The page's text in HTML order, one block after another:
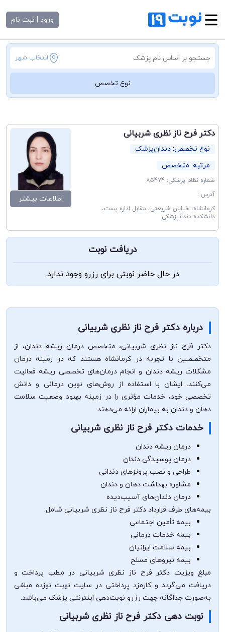
ورود | ثبت نام
انتخاب شهر
نوع تخصص
دکتر فرح ناز نظری شربیانی
نوع تخصص: دندان‌پزشک
مرتبه: متخصص
شماره نظام پزشکی: 85474
آدرس :
کرمانشاه، خیابان شریعتی، مقابل اداره پست،
دانشکده دندانپزشکی
اطلاعات بیشتر
دریافت نوبت
در حال حاضر نوبتی برای رزرو وجود ندارد.
درباره دکتر فرح ناز نظری شربیانی
دکتر فرح ناز نظری شربیانی، متخصص درمان ریشه دندان، از
متخصصین با تجربه در کرمانشاه هستند که در زمینه درمان
مشکلات ریشه دندان و انجام درمان‌های تخصصی ریشه فعالیت
می‌کنند. ایشان با استفاده از روش‌های نوین درمانی و دانش
تخصصی خود، خدمات مؤثری را در زمینه بهبود وضعیت سلامت
دهان و دندان به بیماران ارائه می‌دهند.
خدمات دکتر فرح ناز نظری شربیانی
درمان ریشه دندان
درمان پوسیدگی دندان
طراحی و نصب پروتزهای دندانی
مشاوره بهداشت دهان و دندان
درمان دندان‌های آسیب‌دیده
بیمه‌های طرف قرارداد دکتر فرح ناز نظری شربیانی شامل:
بیمه تأمین اجتماعی
بیمه خدمات درمانی
بیمه سلامت ایرانیان
بیمه نیروهای مسلح
مبلغ ویزیت دکتر فرح ناز نظری شربیانی در مطب پرداخت و
دریافت می‌گردد و کارمزد پرداختی در سایت نوبت نوزده مبلغی
به‌صورت جداگانه جهت رزرو نوبت‌دهی اینترنتی پزشک می‌باشد.
نوبت دهی دکتر فرح ناز نظری شربیانی